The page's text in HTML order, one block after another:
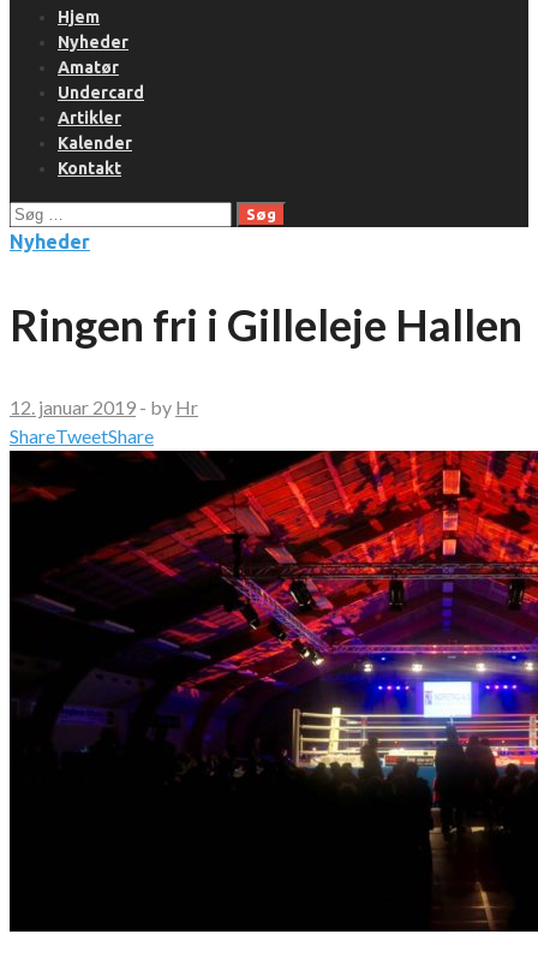
Hjem
Nyheder
Amatør
Undercard
Artikler
Kalender
Kontakt
Søg
efter:
Nyheder
Ringen fri i Gilleleje Hallen
12. januar 2019 - by Hr
ShareTweetShare